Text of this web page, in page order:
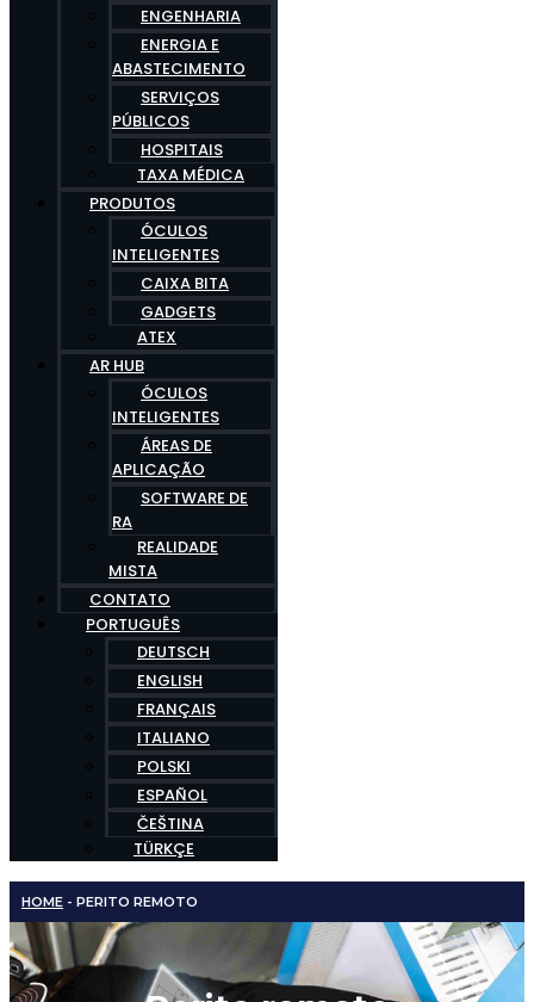
ENGENHARIA
ENERGIA E
ABASTECIMENTO
SERVIÇOS
PÚBLICOS
HOSPITAIS
TAXA MÉDICA
PRODUTOS
ÓCULOS
INTELIGENTES
CAIXA BITA
GADGETS
ATEX
AR HUB
ÓCULOS
INTELIGENTES
ÁREAS DE
APLICAÇÃO
SOFTWARE DE
RA
REALIDADE
MISTA
CONTATO
PORTUGUÊS
DEUTSCH
ENGLISH
FRANÇAIS
ITALIANO
POLSKI
ESPAÑOL
ČEŠTINA
TÜRKÇE
HOME - PERITO REMOTO